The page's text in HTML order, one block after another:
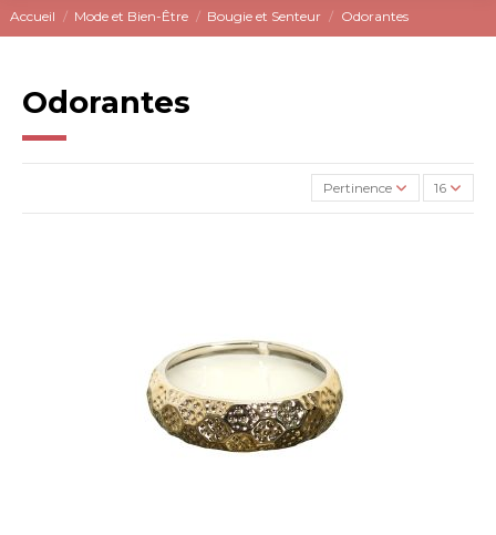
Accueil Mode et Bien-Être Bougie et Senteur Odorantes
Odorantes
Pertinence 16